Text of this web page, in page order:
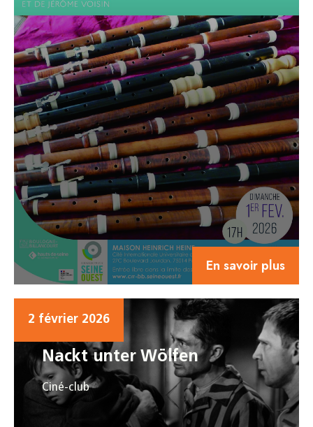
En savoir plus
2 février 2026
Nackt unter Wölfen
Ciné-club